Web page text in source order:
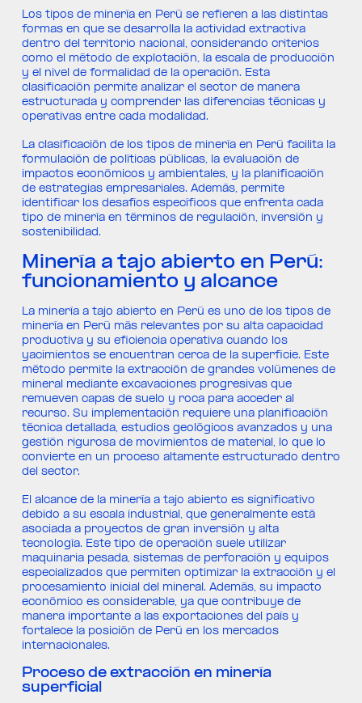
Los tipos de minería en Perú se refieren a las distintas
formas en que se desarrolla la actividad extractiva
dentro del territorio nacional, considerando criterios
como el método de explotación, la escala de producción
y el nivel de formalidad de la operación. Esta
clasificación permite analizar el sector de manera
estructurada y comprender las diferencias técnicas y
operativas entre cada modalidad.
La clasificación de los tipos de minería en Perú facilita la
formulación de políticas públicas, la evaluación de
impactos económicos y ambientales, y la planificación
de estrategias empresariales. Además, permite
identificar los desafíos específicos que enfrenta cada
tipo de minería en términos de regulación, inversión y
sostenibilidad.
Minería a tajo abierto en Perú:
funcionamiento y alcance
La minería a tajo abierto en Perú es uno de los tipos de
minería en Perú más relevantes por su alta capacidad
productiva y su eficiencia operativa cuando los
yacimientos se encuentran cerca de la superficie. Este
método permite la extracción de grandes volúmenes de
mineral mediante excavaciones progresivas que
remueven capas de suelo y roca para acceder al
recurso. Su implementación requiere una planificación
técnica detallada, estudios geológicos avanzados y una
gestión rigurosa de movimientos de material, lo que lo
convierte en un proceso altamente estructurado dentro
del sector.
El alcance de la minería a tajo abierto es significativo
debido a su escala industrial, que generalmente está
asociada a proyectos de gran inversión y alta
tecnología. Este tipo de operación suele utilizar
maquinaria pesada, sistemas de perforación y equipos
especializados que permiten optimizar la extracción y el
procesamiento inicial del mineral. Además, su impacto
económico es considerable, ya que contribuye de
manera importante a las exportaciones del país y
fortalece la posición de Perú en los mercados
internacionales.
Proceso de extracción en minería
superficial